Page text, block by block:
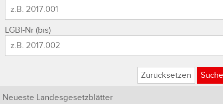
LGBl-Nr (bis)
Zurücksetzen
Neueste Landesgesetzblätter